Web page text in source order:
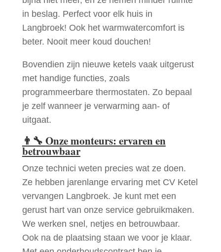
in beslag. Perfect voor elk huis in
Langbroek! Ook het warmwatercomfort is
beter. Nooit meer koud douchen!
Bovendien zijn nieuwe ketels vaak uitgerust
met handige functies, zoals
programmeerbare thermostaten. Zo bepaal
je zelf wanneer je verwarming aan- of
uitgaat.
👨‍🔧 Onze monteurs: ervaren en
betrouwbaar
Onze technici weten precies wat ze doen.
Ze hebben jarenlange ervaring met CV Ketel
vervangen Langbroek. Je kunt met een
gerust hart van onze service gebruikmaken.
We werken snel, netjes en betrouwbaar.
Ook na de plaatsing staan we voor je klaar.